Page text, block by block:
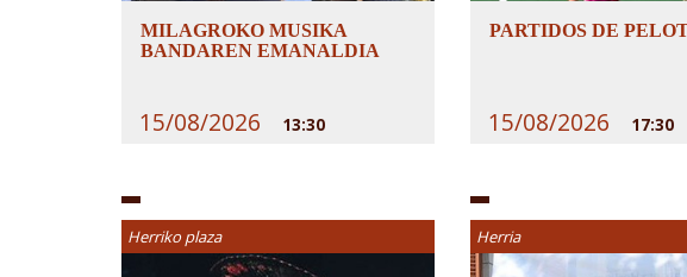
MILAGROKO MUSIKA
BANDAREN EMANALDIA
15/08/2026 13:30
PARTIDOS DE
15/08/2026 17:30
Herriko plaza Herria